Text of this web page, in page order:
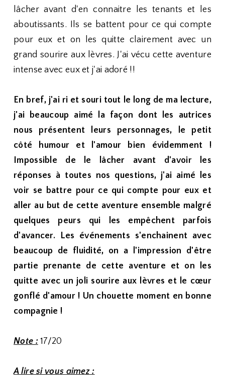
lâcher avant d'en connaitre les tenants et les
aboutissants. Ils se battent pour ce qui compte
pour eux et on les quitte clairement avec un
grand sourire aux lèvres. J'ai vécu cette aventure
intense avec eux et j'ai adoré !!
En bref, j'ai ri et souri tout le long de ma lecture,
j'ai beaucoup aimé la façon dont les autrices
nous présentent leurs personnages, le petit
côté humour et l'amour bien évidemment !
Impossible de le lâcher avant d'avoir les
réponses à toutes nos questions, j'ai aimé les
voir se battre pour ce qui compte pour eux et
aller au but de cette aventure ensemble malgré
quelques peurs qui les empêchent parfois
d'avancer. Les événements s'enchainent avec
beaucoup de fluidité, on a l'impression d'être
partie prenante de cette aventure et on les
quitte avec un joli sourire aux lèvres et le cœur
gonflé d'amour ! Un chouette moment en bonne
compagnie !
Note :17/20
A lire si vous aimez :